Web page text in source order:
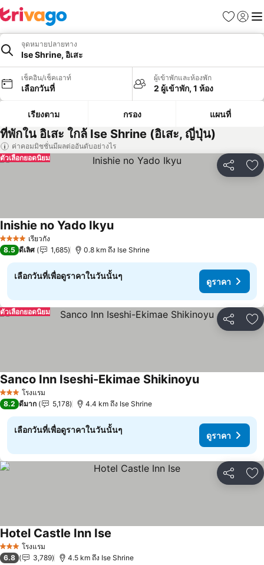
รายการโป
เข้าสู่ร
เมนู
จุดหมายปลายทาง
Ise Shrine, อิเสะ
เช็คอิน/เช็คเอาท์
เลือกวันที่
ผู้เข้าพักและห้องพัก
2 ผู้เข้าพัก, 1 ห้อง
เรียงตาม กรอง แผนที่
ที่พักใน อิเสะ ใกล้ Ise Shrine (อิเสะ, ญี่ปุ่น)
ค่าคอมมิชชั่นมีผลต่ออันดับอย่างไร
แชร์ เ
ตัวเลือกยอดนิยม
4 ดาว เรียวกัง
Inishie no Yado Ikyuดูราคา
8.5 ดีเลิศ 1,685 0.8 km ถึง Ise Shrine
เลือกวันที่เพื่อดูราคาในวันนั้นๆ
ดูราคา
แชร์ เ
ตัวเลือกยอดนิยม
3 ดาว โรงแรม
Sanco Inn Iseshi-Ekimae Shikinoyuดูราคา
8.2 ดีมาก 5,178 4.4 km ถึง Ise Shrine
เลือกวันที่เพื่อดูราคาในวันนั้นๆ
ดูราคา
แชร์ เ
3 ดาว โรงแรม
Hotel Castle Inn Ise
6.8 3,789 4.5 km ถึง Ise Shrine